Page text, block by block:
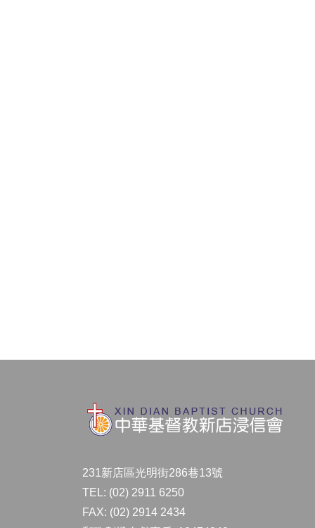
231新店區光明街286巷13號
TEL: (02) 2911 6250
FAX: (02) 2914 2434